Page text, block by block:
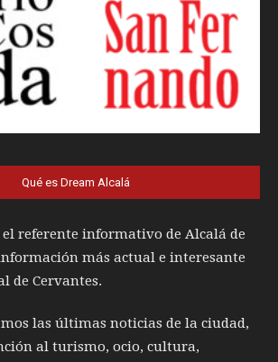
Qué es Dream Alcalá
el referente informativo de Alcalá de
más actual e interesante
de Cervantes.
las últimas noticias de la ciudad,
al turismo, ocio, cultura,